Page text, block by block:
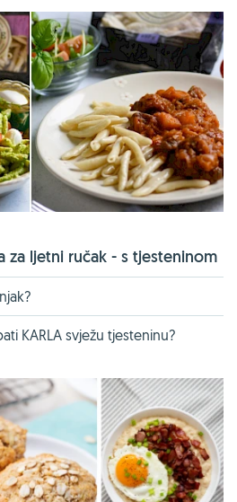
za ljetni ručak - s tjesteninom
KARLA svježu tjesteninu?